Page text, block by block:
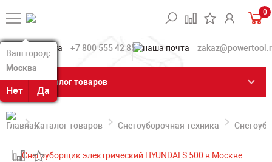
Ваш город:
Москва
Нет Да
Ваш город:
Москва
Нет Да
0
+7 800 555 42 85
Каталог товаров
Каталог товаров Снегоуборочная техника